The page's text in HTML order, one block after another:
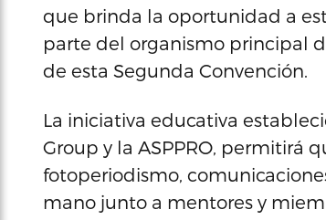
que brinda la oportunidad a
parte del organismo principal
de esta Segunda Convención.
La iniciativa educativa
Group y la ASPPRO, permitirá
fotoperiodismo,
mano junto a mentores y